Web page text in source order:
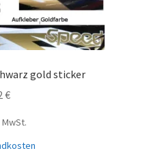
gold sticker
€